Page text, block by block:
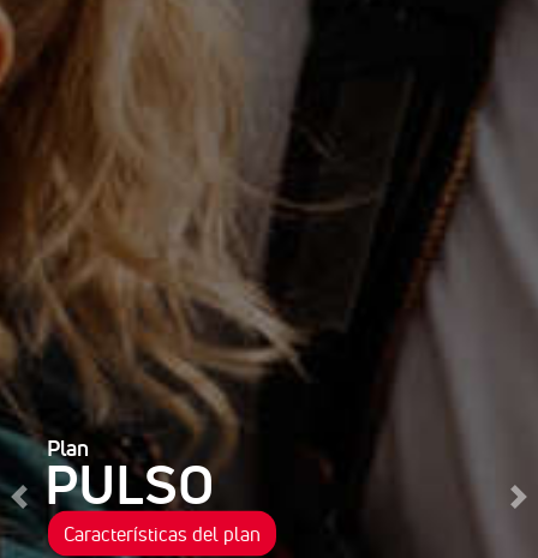
Plan
PULSO
Características del plan
Anterior